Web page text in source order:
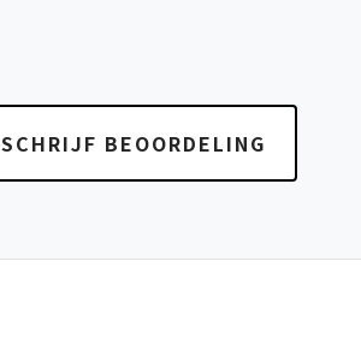
SCHRIJF BEOORDELING